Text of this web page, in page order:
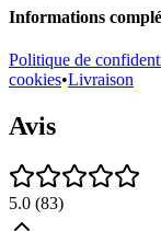
Informations
Politique de
cookies•Livraison
Avis
5.0 (83)